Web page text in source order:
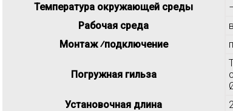
Температура окружающей среды
Рабочая среда
Монтаж ⁄подключение
Погружная гильза
Установочная длина